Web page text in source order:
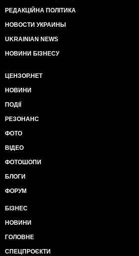
РЕДАКЦІЙНА ПОЛІТИКА
НОВОСТИ УКРАИНЫ
UKRAINIAN NEWS
НОВИНИ БІЗНЕСУ
ЦЕНЗОР.НЕТ
НОВИНИ
ПОДІЇ
РЕЗОНАНС
ФОТО
ВІДЕО
ФОТОШОПИ
БЛОГИ
ФОРУМ
БІЗНЕС
НОВИНИ
ГОЛОВНЕ
СПЕЦПРОЄКТИ